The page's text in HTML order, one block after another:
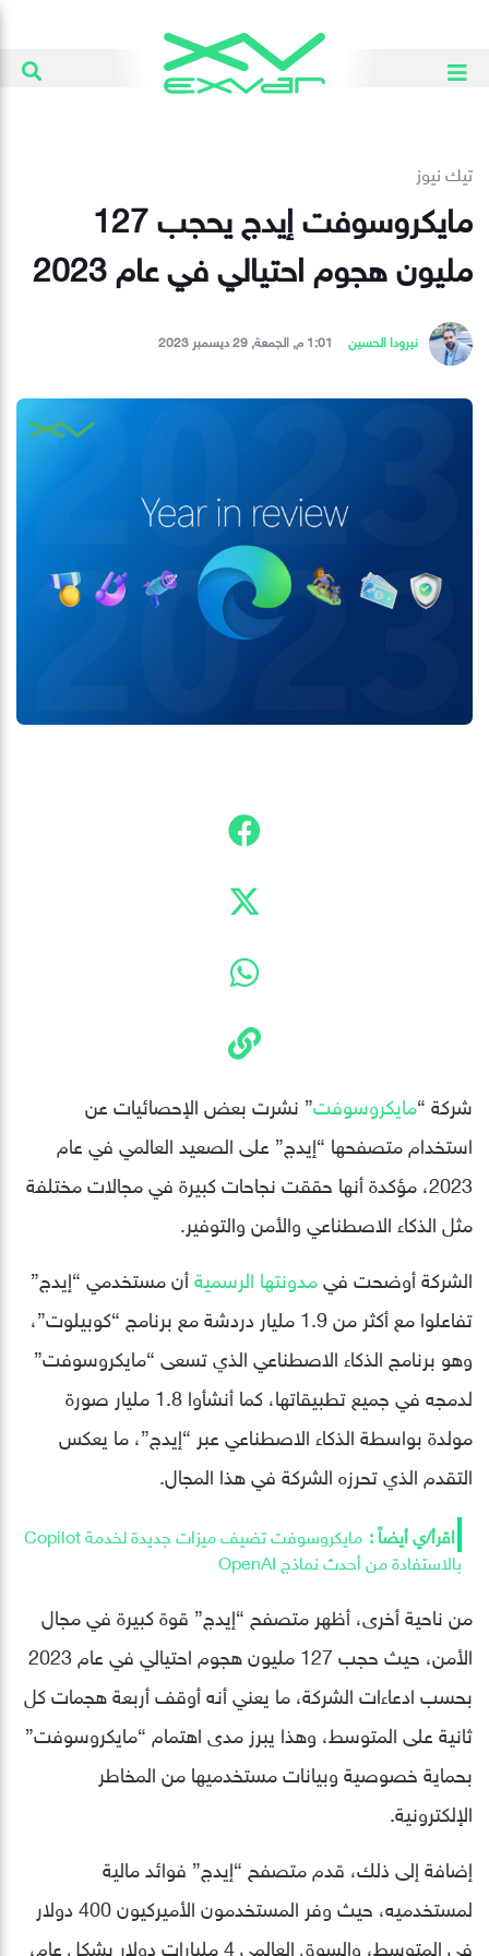
تيك نيوز
مايكروسوفت إيدج يحجب 127
مليون هجوم احتيالي في عام 2023
نيرودا الحسين 1:01 م, الجمعة, 29 ديسمبر 2023
شركة “مايكروسوفت” نشرت بعض الإحصائيات عن
استخدام متصفحها “إيدج” على الصعيد العالمي في عام
2023، مؤكدة أنها حققت نجاحات كبيرة في مجالات مختلفة
مثل الذكاء الاصطناعي والأمن والتوفير.
الشركة أوضحت فيمدونتها الرسميةأن مستخدمي “إيدج”
تفاعلوا مع أكثر من 1.9 مليار دردشة مع برنامج “كوبيلوت”،
وهو برنامج الذكاء الاصطناعي الذي تسعى “مايكروسوفت”
لدمجه في جميع تطبيقاتها، كما أنشأوا 1.8 مليار صورة
مولدة بواسطة الذكاء الاصطناعي عبر “إيدج”، ما يعكس
التقدم الذي تحرزه الشركة في هذا المجال.
مايكروسوفت تضيف ميزات جديدة لخدمة Copilot
بالاستفادة من أحدث نماذج OpenAI
من ناحية أخرى، أظهر متصفح “إيدج” قوة كبيرة في مجال
الأمن، حيث حجب 127 مليون هجوم احتيالي في عام 2023
بحسب ادعاءات الشركة، ما يعني أنه أوقف أربعة هجمات كل
ثانية على المتوسط، وهذا يبرز مدى اهتمام “مايكروسوفت”
بحماية خصوصية وبيانات مستخدميها من المخاطر
الإلكترونية.
إضافة إلى ذلك، قدم متصفح “إيدج” فوائد مالية
لمستخدميه، حيث وفر المستخدمون الأميركيون 400 دولار
في المتوسط، والسوق العالمي 4 مليارات دولار بشكل عام،